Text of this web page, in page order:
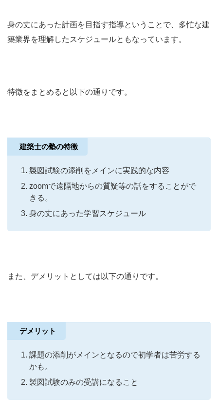
身の丈にあった計画を目指す指導ということで、多忙な建
築業界を理解したスケジュールともなっています。
特徴をまとめると以下の通りです。
建築士の塾の特徴
製図試験の添削をメインに実践的な内容
zoomで遠隔地からの質疑等の話をすることがで
きる。
身の丈にあった学習スケジュール
また、デメリットとしては以下の通りです。
デメリット
課題の添削がメインとなるので初学者は苦労する
かも。
製図試験のみの受講になること